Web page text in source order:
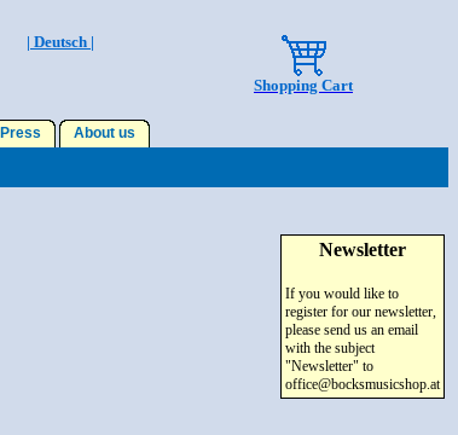
| Deutsch |
Shopping Cart
Press About us
Newsletter
If you would like to
register for our newsletter,
please send us an email
with the subject
"Newsletter" to
office@bocksmusicshop.at